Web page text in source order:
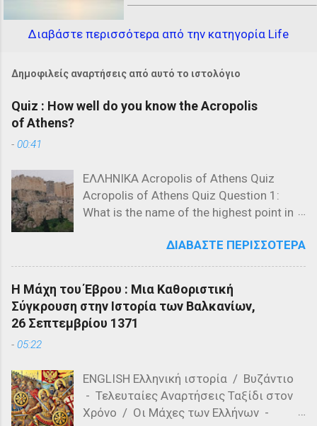
Διαβάστε περισσότερα από την κατηγορία Life
Δημοφιλείς αναρτήσεις από αυτό το ιστολόγιο
Quiz : How well do you know the Acropolis
of Athens?
- 00:41
ΕΛΛΗΝΙΚΑ Acropolis of Athens Quiz
Acropolis of Athens Quiz Question 1:
What is the name of the highest point in
Propylaea c) The Acropolis Hill Question
2: Which of the following is NOT a
structure on the Acropolis? a) The
Parthenon b) The Propylaea c) The
Colosseum Question 3: Who designed
the Parthenon? a) Ictinus and Callicrates
material used in the construction of the
Parthenon? a) Marble b) Granite c)
Limestone Question 5: Which of the
ΔΙΑΒΆΣΤΕ ΠΕΡΙΣΣΌΤΕΡΑ
Η Μάχη του Έβρου : Μια Καθοριστική
Σύγκρουση στην Ιστορία των Βαλκανίων,
26 Σεπτεμβρίου 1371
- 05:22
ENGLISH Ελληνική ιστορία / Βυζάντιο
- Τελευταίες Αναρτήσεις Ταξίδι στον
Χρόνο / Οι Μάχες των Ελλήνων -